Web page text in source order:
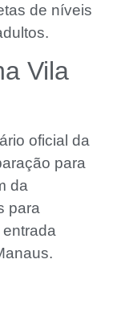
de níveis
Vila
oficial da
para
da
para